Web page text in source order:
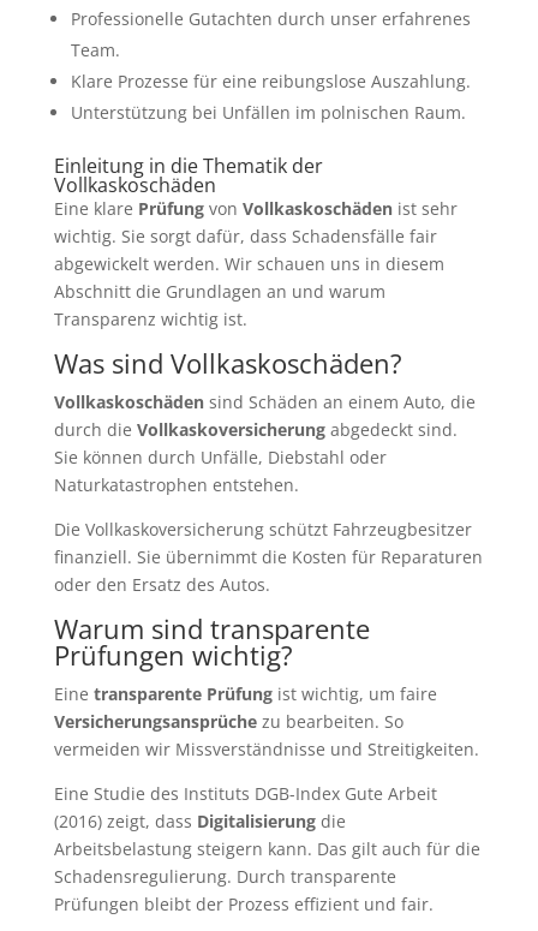
Professionelle Gutachten durch unser erfahrenes
Team.
Klare Prozesse für eine reibungslose Auszahlung.
Unterstützung bei Unfällen im polnischen Raum.
Einleitung in die Thematik der
Vollkaskoschäden
Eine klare Prüfungvon Vollkaskoschädenist sehr
wichtig. Sie sorgt dafür, dass Schadensfälle fair
abgewickelt werden. Wir schauen uns in diesem
Abschnitt die Grundlagen an und warum
Transparenz wichtig ist.
Was sind Vollkaskoschäden?
Vollkaskoschädensind Schäden an einem Auto, die
durch die Vollkaskoversicherungabgedeckt sind.
Sie können durch Unfälle, Diebstahl oder
Naturkatastrophen entstehen.
Die Vollkaskoversicherung schützt Fahrzeugbesitzer
finanziell. Sie übernimmt die Kosten für Reparaturen
oder den Ersatz des Autos.
Warum sind transparente
Prüfungen wichtig?
Eine transparente Prüfungist wichtig, um faire
Versicherungsansprüchezu bearbeiten. So
vermeiden wir Missverständnisse und Streitigkeiten.
Eine Studie des Instituts DGB-Index Gute Arbeit
(2016) zeigt, dass Digitalisierungdie
Arbeitsbelastung steigern kann. Das gilt auch für die
Schadensregulierung. Durch transparente
Prüfungen bleibt der Prozess effizient und fair.